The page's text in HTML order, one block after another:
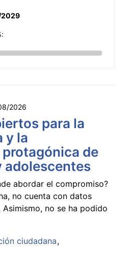
2026
para la
y la
de
adolescentes
abordar el compromiso?
no cuenta con datos
no se ha podido
ciudadana